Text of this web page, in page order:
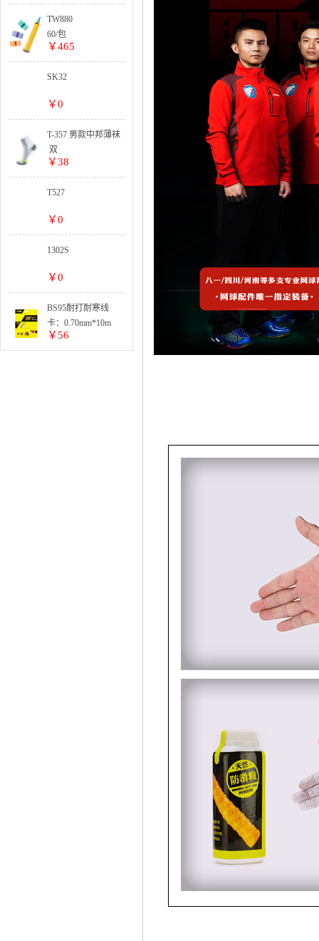
TW880
60/包
￥465
SK32
￥0
T-357 男款中邦薄袜
双
￥38
T527
￥0
1302S
￥0
BS95耐打耐寒线
卡：0.70mm*10m
￥56